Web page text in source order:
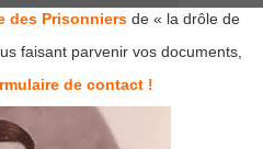
des Prisonniers de « la drôle de
faisant parvenir vos documents,
de contact !